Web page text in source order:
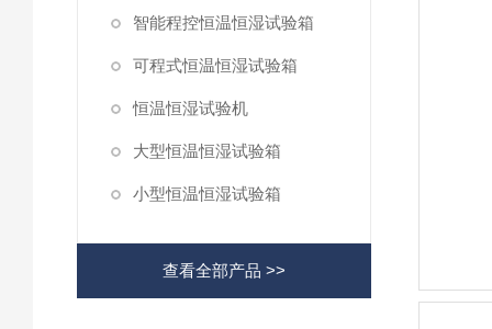
智能程控恒温恒湿试验箱
可程式恒温恒湿试验箱
恒温恒湿试验机
大型恒温恒湿试验箱
小型恒温恒湿试验箱
查看全部产品 >>